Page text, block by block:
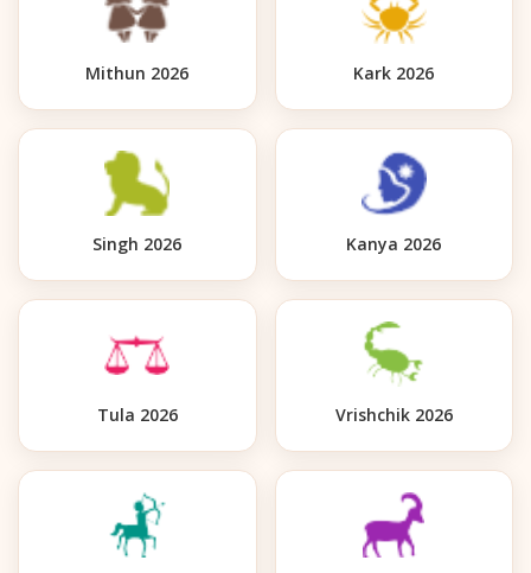
Mithun 2026 Kark 2026
Singh 2026 Kanya 2026
Tula 2026 Vrishchik 2026